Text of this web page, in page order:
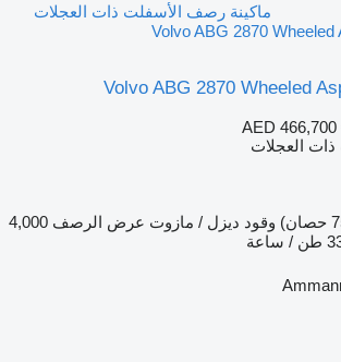
ماكينة رصف الأسفلت ذات العجلات
Volvo ABG 2870 Wheeled
Volvo ABG 2870 Wheeled
AED 466,700
العجلات
وقود ديزل / مازوت عرض الرصف 4,000
ساعة